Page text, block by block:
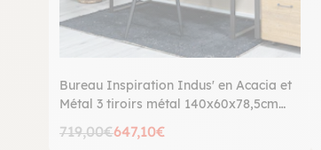
Bureau Inspiration Indus' en Acacia et
Métal 3 tiroirs métal 140x60x78,5cm
BROOKLYN
719,00€647,10€